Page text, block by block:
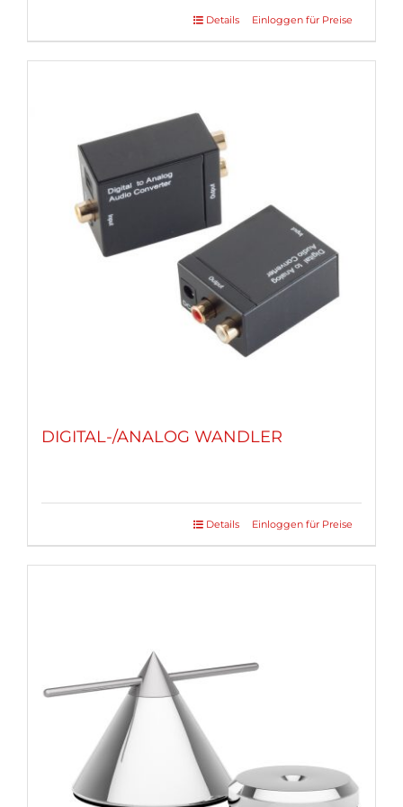
Einloggen für Preise
Details
DIGITAL-/ANALOG WANDLER
Einloggen für Preise
Details